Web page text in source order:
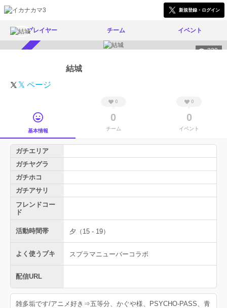
新規登録・ログイン
プレイヤー チーム イベント
339
結城
𝕏 ページ
基本情報
0
0
チーム
0
0
イベント
ガチエリア
ガチヤグラ
ガチホコ
ガチアサリ
フレンドコー
ド
活動時間帯 夕（15 - 19）
よく使うブキ スプラマニューバーコラボ
配信URL
雑多垢です/アニメ好き⇒五等分、かぐや様、PSYCHO-PASS、青